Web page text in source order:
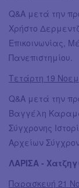
Q&A μετά την
Χρήστο
Επικοινωνίας,
Πανεπιστημίου.
Τετάρτη 19
Q&A μετά την
Βαγγέλη
Σύγχρονης
Αρχείων
ΛΑΡΙΣΑ -
Παρασκευή 21